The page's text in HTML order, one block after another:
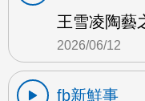
王雪凌陶藝
2026/06/12
fb新鮮事